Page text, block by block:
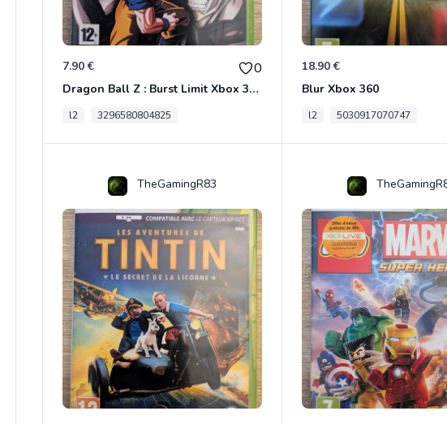
7.90 € 0
Dragon Ball Z : Burst Limit Xbox 360
l2 3296580804825
18.90 €
Blur Xbox 360
l2 5030917070747
TheGamingR83